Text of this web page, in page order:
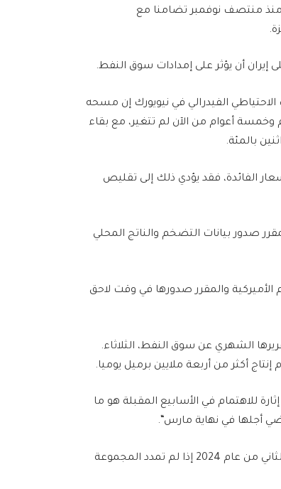
منذ منتصف نوفمبر تضامنا مع
.
إيران أن يؤثر على إمدادات سوق النفط.
الفيدرالي في نيويورك إن مسحه
أعوام من الآن لم تتغير، مع بقاء
بالمئة.
الفائدة، فقد يؤدي ذلك إلى تقليص
صدور بيانات التضخم والناتج المحلي
والمقرر صدورها في وقت لاحق
الشهري عن سوق النفط، الثلاثاء.
أكثر من أربعة ملايين برميل يوميا.
للاهتمام في الأسابيع المقبلة هو ما
أجلها في نهاية مارس “.
وأضافوا “تشير موازنتنا إلى أن السوق سيكون لديها فائض في الربع الثاني من عام 2024 إذا لم تمدد المجموعة